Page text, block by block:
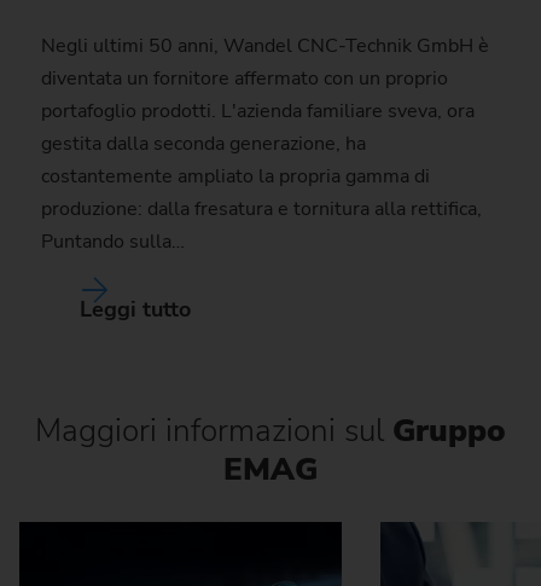
Negli ultimi 50 anni, Wandel CNC-Technik GmbH è
diventata un fornitore affermato con un proprio
portafoglio prodotti. L'azienda familiare sveva, ora
gestita dalla seconda generazione, ha
costantemente ampliato la propria gamma di
produzione: dalla fresatura e tornitura alla rettifica,
Puntando sulla…
Leggi tutto
Maggiori informazioni sul Gruppo
EMAG